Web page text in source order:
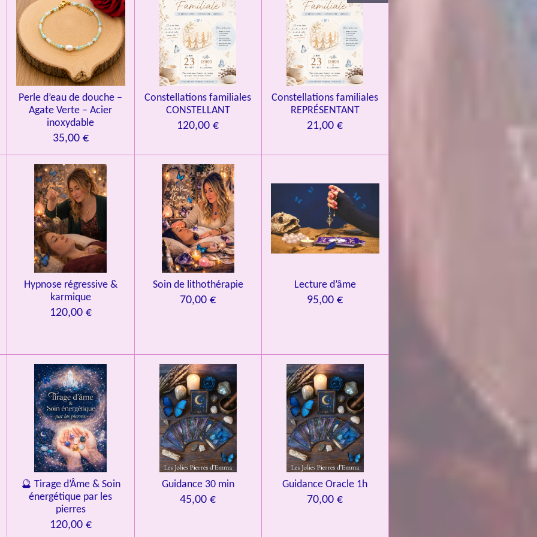
Perle d’eau de douche –
Agate Verte – Acier
inoxydable
35,00 €
Constellations familiales
CONSTELLANT
120,00 €
Constellations familiales
REPRÉSENTANT
21,00 €
Hypnose régressive &
karmique
120,00 €
Soin de lithothérapie
70,00 €
Lecture d’âme
95,00 €
🔮 Tirage d’Âme & Soin
énergétique par les
pierres
120,00 €
Guidance 30 min
45,00 €
Guidance Oracle 1h
70,00 €